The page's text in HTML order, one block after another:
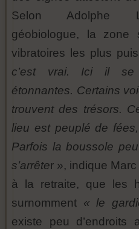
Selon Adolphe
géobiologue, la zone
vibratoires les plus
c’est vrai. Ici il se
étonnantes. Certains
trouvent des trésors.
lieu est peuplé de
Parfois la boussole
s’arrêter », indique
à la retraite, que les
surnomment « le
existe peu d’endroits